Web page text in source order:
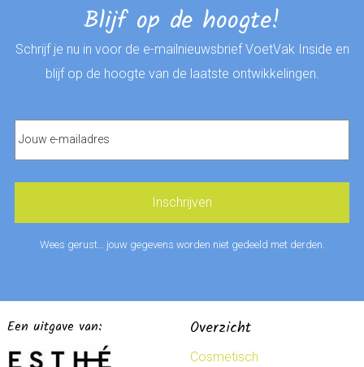
Blijf op de hoogte!
Schrijf je nu in voor de e-mailnieuwsbrief VoetVak Inside en
blijf op de hoogte van de laatste ontwikkelingen.
Wees gerust… jouw gegevens worden niet gedeeld met derden.
Een uitgave van: Overzicht
Cosmetisch